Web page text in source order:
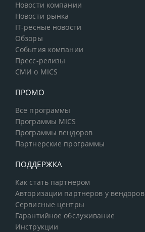
Новости компании
Новости рынка
IT-ресные новости
Обзоры
События компании
Пресс-релизы
СМИ о MICS
ПРОМО
Все программы
Программы MICS
Программы вендоров
Партнерские программы
ПОДДЕРЖКА
Как стать партнером
Авторизации партнеров у вендоров
Сервисные центры
Гарантийное обслуживание
Инструкции